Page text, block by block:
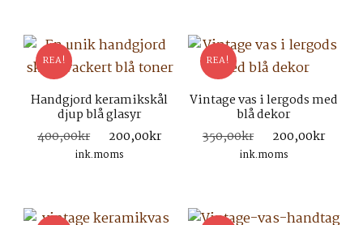
REA!
Handgjord keramikskål
djup blå glasyr
400,00kr
Det
ursprungliga
200,00kr
200,00kr.
ink.moms
REA!
Vintage vas i lergods med
blå dekor
350,00kr
Det
ursprungliga
200,00kr
ink.moms